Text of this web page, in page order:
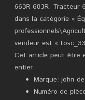
663R 683R. Tracteur
dans la catégorie «
vendeur est «
Cet article peut être
entier.
Marque: john
Numéro de